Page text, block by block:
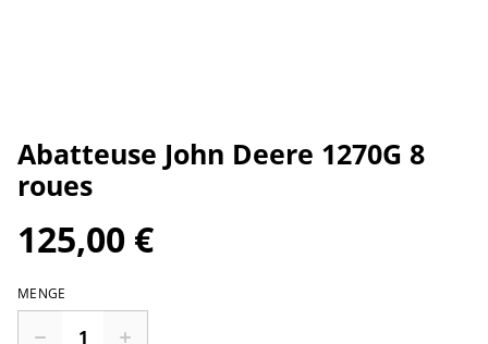
Abatteuse John Deere 1270G 8
roues
125,00 €
MENGE